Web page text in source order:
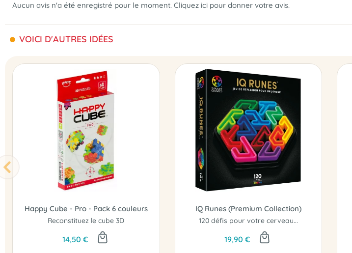
Aucun avis n'a été enregistré pour le moment. Cliquez ici pour donner votre avis.
VOICI D'AUTRES IDÉES
Happy Cube - Pro - Pack 6 couleurs
Reconstituez le cube 3D
14,50 €
IQ Runes (Premium Collection)
120 défis pour votre cerveau...
19,90 €